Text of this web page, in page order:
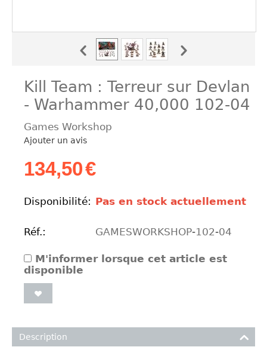
Kill Team : Terreur sur Devlan
- Warhammer 40,000 102-04
Games Workshop
Ajouter un avis
134,50€
Disponibilité: Pas en stock actuellement
Réf.: GAMESWORKSHOP-102-04
M'informer lorsque cet article est
disponible
Description